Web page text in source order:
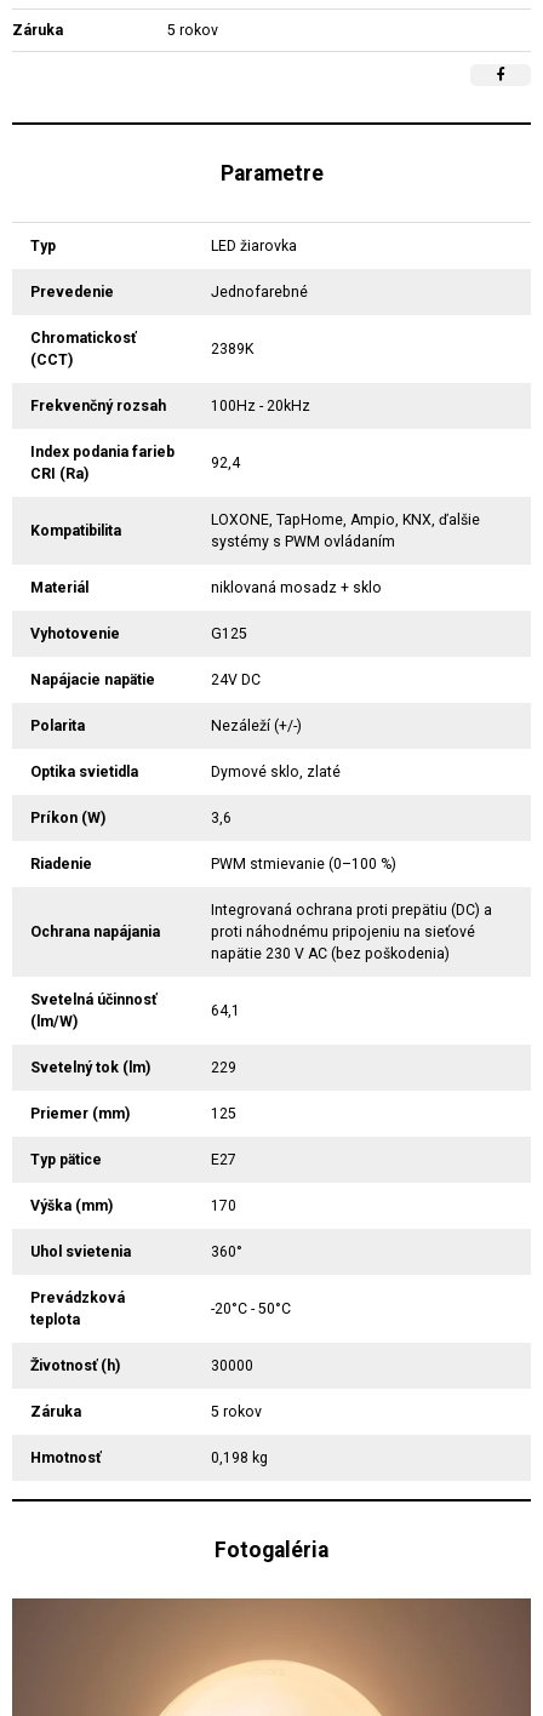
Záruka 5 rokov
Parametre
Typ LED žiarovka
Prevedenie Jednofarebné
Chromatickosť
(CCT)
2389K
Frekvenčný rozsah 100Hz - 20kHz
Index podania farieb
CRI (Ra)
92,4
Kompatibilita
LOXONE, TapHome, Ampio, KNX, ďalšie
systémy s PWM ovládaním
Materiál niklovaná mosadz + sklo
Vyhotovenie G125
Napájacie napätie 24V DC
Polarita Nezáleží (+/-)
Optika svietidla Dymové sklo, zlaté
Príkon (W) 3,6
Riadenie PWM stmievanie (0–100 %)
Ochrana napájania
Integrovaná ochrana proti prepätiu (DC) a
proti náhodnému pripojeniu na sieťové
napätie 230 V AC (bez poškodenia)
Svetelná účinnosť
(lm/W)
64,1
Svetelný tok (lm) 229
Priemer (mm) 125
Typ pätice E27
Výška (mm) 170
Uhol svietenia 360°
Prevádzková
teplota
-20°C - 50°C
Životnosť (h) 30000
Záruka 5 rokov
Hmotnosť 0,198 kg
Fotogaléria